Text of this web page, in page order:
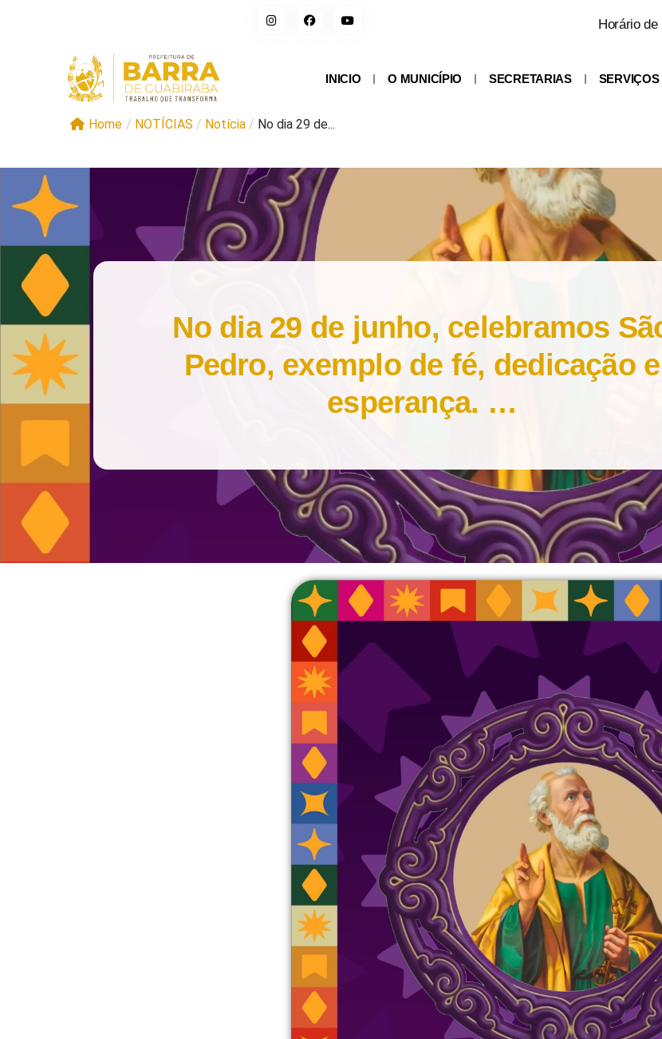
Horário de
INICIO O MUNICÍPIO SECRETARIAS SERVIÇOS
Home / NOTÍCIAS / Notícia / No dia 29 de...
No dia 29 de junho, celebramos
Pedro, exemplo de fé, dedicação e
esperança. …